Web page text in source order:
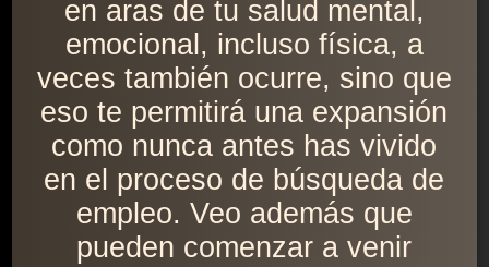
en aras de tu salud mental,
emocional, incluso física, a
veces también ocurre, sino que
eso te permitirá una expansión
como nunca antes has vivido
en el proceso de búsqueda de
empleo. Veo además que
pueden comenzar a venir